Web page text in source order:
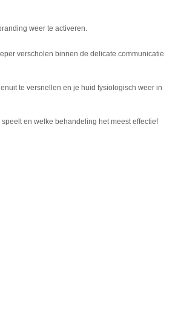
weer te activeren.
verscholen binnen de delicate communicatie
te versnellen en je huid fysiologisch weer in
en welke behandeling het meest effectief